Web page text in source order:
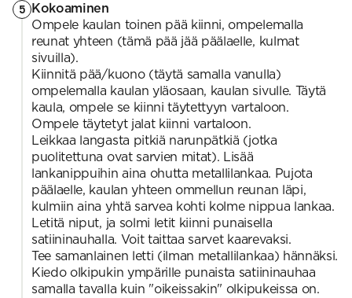
5
Kokoaminen
Ompele kaulan toinen pää kiinni, ompelemalla
reunat yhteen (tämä pää jää päälaelle, kulmat
sivuilla).
Kiinnitä pää/kuono (täytä samalla vanulla)
ompelemalla kaulan yläosaan, kaulan sivulle. Täytä
kaula, ompele se kiinni täytettyyn vartaloon.
Ompele täytetyt jalat kiinni vartaloon.
Leikkaa langasta pitkiä narunpätkiä (jotka
puolitettuna ovat sarvien mitat). Lisää
lankanippuihin aina ohutta metallilankaa. Pujota
päälaelle, kaulan yhteen ommellun reunan läpi,
kulmiin aina yhtä sarvea kohti kolme nippua lankaa.
Letitä niput, ja solmi letit kiinni punaisella
satiininauhalla. Voit taittaa sarvet kaarevaksi.
Tee samanlainen letti (ilman metallilankaa) hännäksi.
Kiedo olkipukin ympärille punaista satiininauhaa
samalla tavalla kuin "oikeissakin" olkipukeissa on.